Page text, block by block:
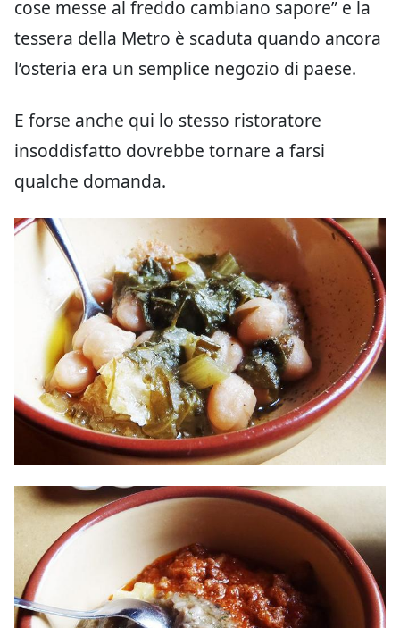
cose messe al freddo cambiano sapore” e la
tessera della Metro è scaduta quando ancora
l’osteria era un semplice negozio di paese.
E forse anche qui lo stesso ristoratore
insoddisfatto dovrebbe tornare a farsi
qualche domanda.